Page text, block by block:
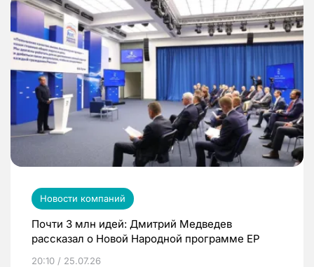
Новости компаний
Почти 3 млн идей: Дмитрий Медведев
рассказал о Новой Народной программе ЕР
20:10 / 25.07.26